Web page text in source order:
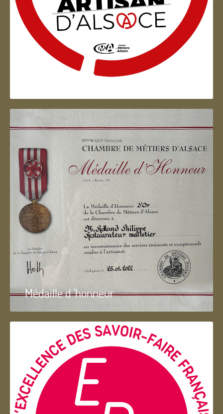
Artisan d'Alsace
Médaille d 'honneur